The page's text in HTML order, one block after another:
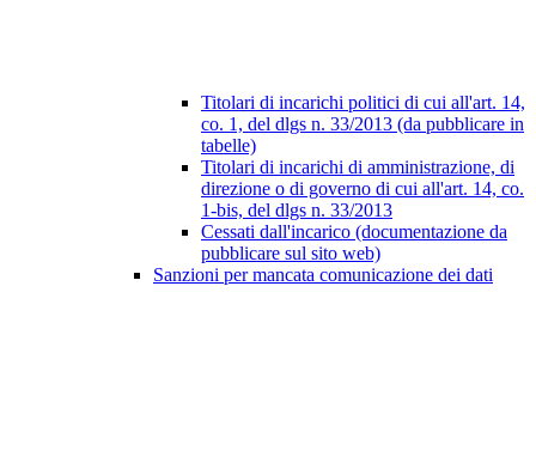
Titolari di incarichi politici di cui all'art. 14,
co. 1, del dlgs n. 33/2013 (da pubblicare in
tabelle)
Titolari di incarichi di amministrazione, di
direzione o di governo di cui all'art. 14, co.
1-bis, del dlgs n. 33/2013
Cessati dall'incarico (documentazione da
pubblicare sul sito web)
Sanzioni per mancata comunicazione dei dati